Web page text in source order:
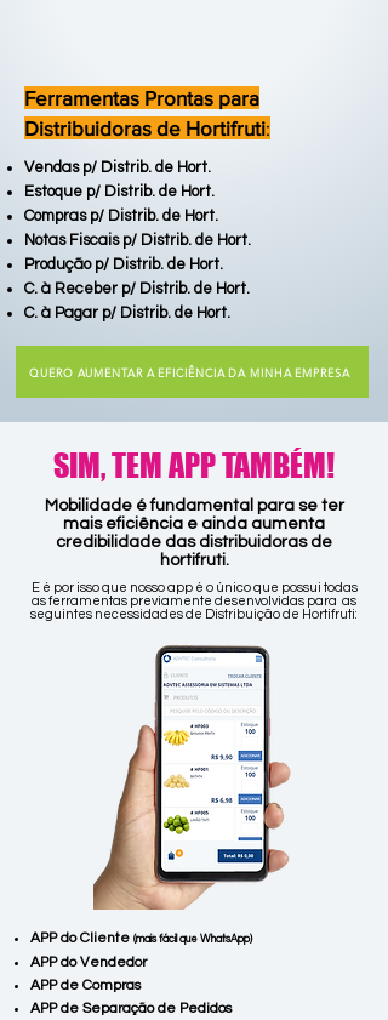
Ferramentas Prontas para
Distribuidoras de Hortifruti​:​
Vendas p/ Distrib. de Hort.
Estoque p/ Distrib. de Hort.
Compras p/ Distrib. de Hort.
Notas Fiscais p/ Distrib. de Hort.
Produção p/ Distrib. de Hort.
C. à Receber p/ Distrib. de Hort.
C. à Pagar p/ Distrib. de Hort.
QUERO AUMENTAR A EFICIÊNCIA DA MINHA EMPRESA
SIM, TEM APP TAMBÉM!
Mobilidade é fundamental para se ter
mais eficiência e ainda aumenta
credibilidade das distribuidoras de
hortifruti.
E é por isso que nosso app é o único que possui todas
as ferramentas previamente desenvolvidas para as
seguintes necessidades de Distribuição de Hortifruti:
APP do Cliente (mais fácil que WhatsApp)
APP do Vendedor
APP de Compras
APP de Separação de Pedidos